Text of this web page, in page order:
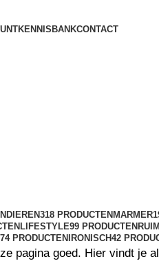
KENNISBANKCONTACT
DIEREN318 PRODUCTEN MARMER
LIFESTYLE99 PRODUCTEN
74 PRODUCTEN IRONISCH42
pagina goed. Hier vindt je